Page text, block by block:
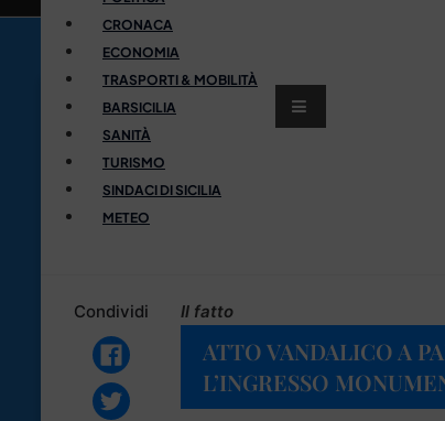
CRONACA
ECONOMIA
TRASPORTI & MOBILITÀ
BARSICILIA
SANITÀ
TURISMO
SINDACI DI SICILIA
METEO
Condividi Il fatto
ATTO VANDALICO A
L’INGRESSO